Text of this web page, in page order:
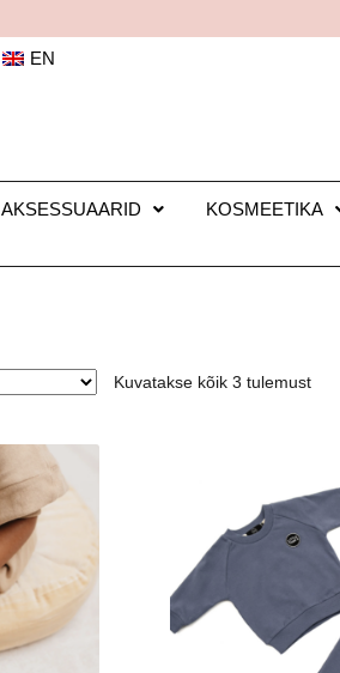
EN
AKSESSUAARID KOSMEETIKA
Kuvatakse kõik 3 tulemust